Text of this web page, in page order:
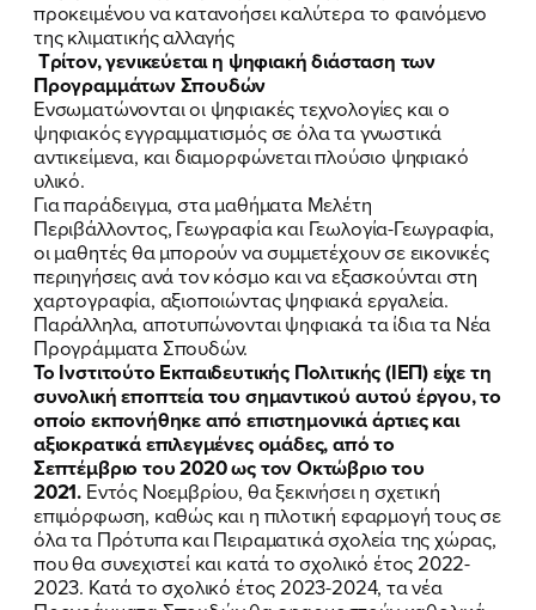
προκειμένου να κατανοήσει καλύτερα το φαινόμενο
της κλιματικής αλλαγής
Τρίτον, γενικεύεται η ψηφιακή διάσταση των
Προγραμμάτων Σπουδών
Ενσωματώνονται οι ψηφιακές τεχνολογίες και ο
ψηφιακός εγγραμματισμός σε όλα τα γνωστικά
αντικείμενα, και διαμορφώνεται πλούσιο ψηφιακό
υλικό.
Για παράδειγμα, στα μαθήματα Μελέτη
Περιβάλλοντος, Γεωγραφία και Γεωλογία-Γεωγραφία,
οι μαθητές θα μπορούν να συμμετέχουν σε εικονικές
περιηγήσεις ανά τον κόσμο και να εξασκούνται στη
χαρτογραφία, αξιοποιώντας ψηφιακά εργαλεία.
Παράλληλα, αποτυπώνονται ψηφιακά τα ίδια τα Νέα
Προγράμματα Σπουδών.
Το Ινστιτούτο Εκπαιδευτικής Πολιτικής (ΙΕΠ) είχε τη
συνολική εποπτεία του σημαντικού αυτού έργου, το
οποίο εκπονήθηκε από επιστημονικά άρτιες και
αξιοκρατικά επιλεγμένες ομάδες, από το
Σεπτέμβριο του 2020 ως τον Οκτώβριο του
2021. Εντός Νοεμβρίου, θα ξεκινήσει η σχετική
επιμόρφωση, καθώς και η πιλοτική εφαρμογή τους σε
όλα τα Πρότυπα και Πειραματικά σχολεία της χώρας,
που θα συνεχιστεί και κατά το σχολικό έτος 2022-
2023. Κατά το σχολικό έτος 2023-2024, τα νέα